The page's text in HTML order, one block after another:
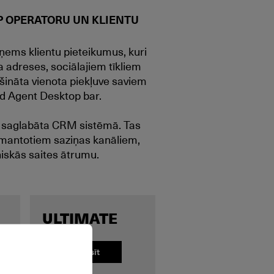
UN KLIENTU
klientu pieteikumus, kuri
adreses, sociālajiem tīkliem
vienota piekļuve saviem
Agent Desktop bar.
CRM sistēmā. Tas
saziņas kanāliem,
saites ātrumu.
ULTIMATE
Pieprasīt